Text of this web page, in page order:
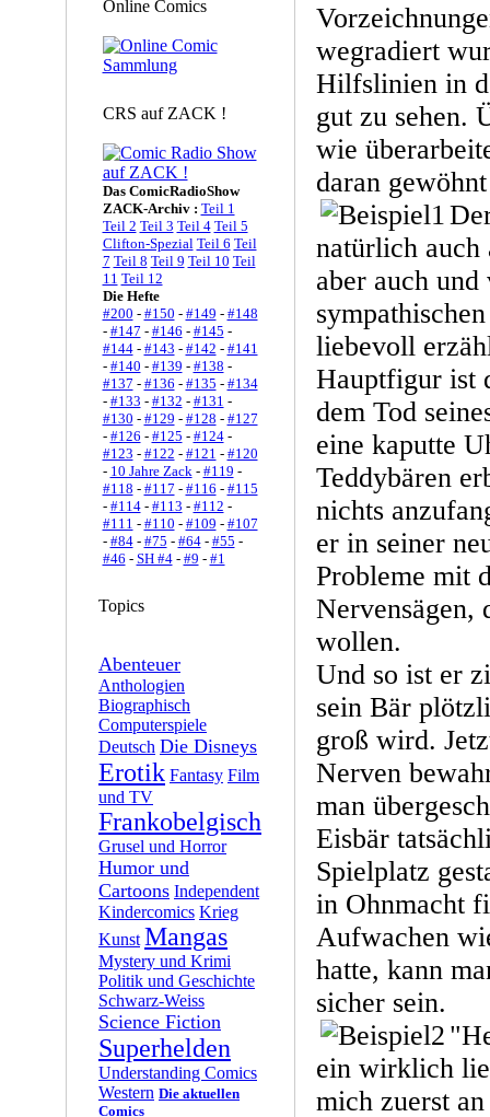
Online Comics
CRS auf ZACK !
Das ComicRadioShow
ZACK-Archiv : Teil 1
Teil 2 Teil 3 Teil 4 Teil 5
Clifton-Spezial Teil 6 Teil
7 Teil 8 Teil 9 Teil 10 Teil
11 Teil 12
Die Hefte
#200 - #150 - #149 - #148
- #147 - #146 - #145 -
#144- #143 - #142 - #141
- #140 - #139 - #138 -
#137 - #136 - #135 - #134
- #133 - #132 - #131 -
#130 - #129 - #128 - #127
- #126 - #125 - #124-
#123 - #122 - #121 - #120
- 10 Jahre Zack- #119 -
#118 - #117 - #116 - #115
- #114- #113 - #112 -
#111 - #110 - #109 - #107
- #84- #75 - #64- #55 -
#46 - SH #4- #9 - #1
Topics
Abenteuer
Anthologien
Biographisch
Computerspiele
Deutsch Die Disneys
Erotik Fantasy Film
und TV
Frankobelgisch
Grusel und Horror
Humor und
Cartoons Independent
Kindercomics Krieg
Kunst Mangas
Mystery und Krimi
Politik und Geschichte
Schwarz-Weiss
Science Fiction
Superhelden
Understanding Comics
Western Die aktuellen
Comics
wegradiert
Hilfslinien in
gut zu sehen.
wie
daran
natürlich auch
aber auch
liebevoll
Hauptfigur ist
dem Tod
eine kaputte
Teddybären
nichts
er in seiner
Probleme mit
Nervensägen,
wollen.
Und so ist er
sein Bär
groß wird.
Nerven
man
Eisbär
Spielplatz
in Ohnmacht
Aufwachen
hatte, kann
sicher sein.
ein wirklich
mich zuerst